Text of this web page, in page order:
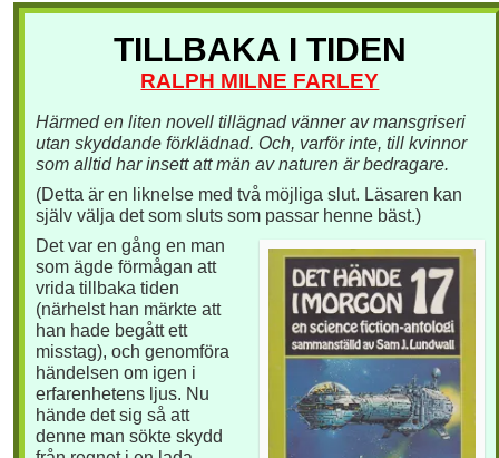
TILLBAKA I TIDEN
RALPH MILNE FARLEY
Härmed en liten novell tillägnad vänner av mansgriseri
utan skyddande förklädnad. Och, varför inte, till kvinnor
som alltid har insett att män av naturen är bedragare.
(Detta är en liknelse med två möjliga slut. Läsaren kan
själv välja det som sluts som passar henne bäst.)
Det var en gång en man
som ägde förmågan att
vrida tillbaka tiden
(närhelst han märkte att
han hade begått ett
misstag), och genomföra
händelsen om igen i
erfarenhetens ljus. Nu
hände det sig så att
denne man sökte skydd